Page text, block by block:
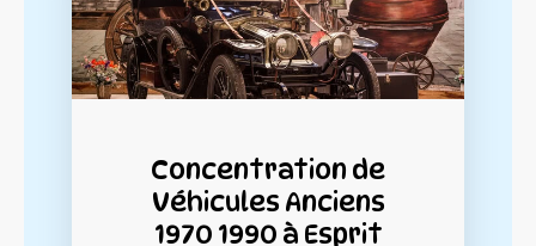
Concentration de
Véhicules Anciens
1970 1990 à Esprit